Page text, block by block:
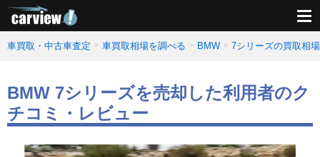
車買取・中古車査定 車買取相場を調べる BMW 7シリーズの買取相
BMW 7シリーズを売却した利用者のク
チコミ・レビュー